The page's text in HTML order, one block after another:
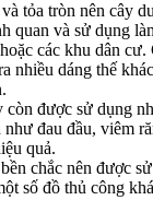
tỏa tròn nên cây
quan và sử dụng
các khu dân cư.
nhiều dáng thế
còn được sử dụng
như đau đầu, viêm
quả.
chắc nên được
số đồ thủ công